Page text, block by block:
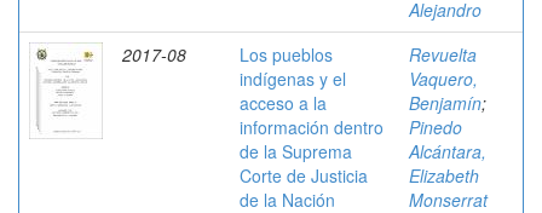
Alejandro
2017-08
Los pueblos
indígenas y el
acceso a la
información dentro
de la Suprema
Corte de Justicia
de la Nación
Revuelta
Vaquero,
Benjamín;
Pinedo
Alcántara,
Elizabeth
Monserrat